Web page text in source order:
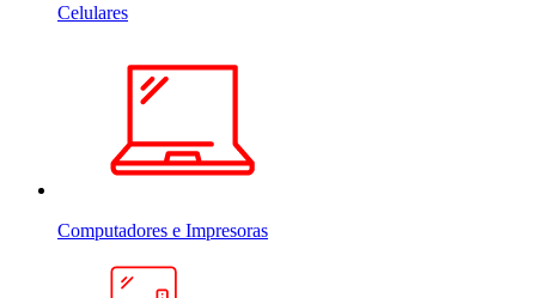
Celulares
Computadores e Impresoras